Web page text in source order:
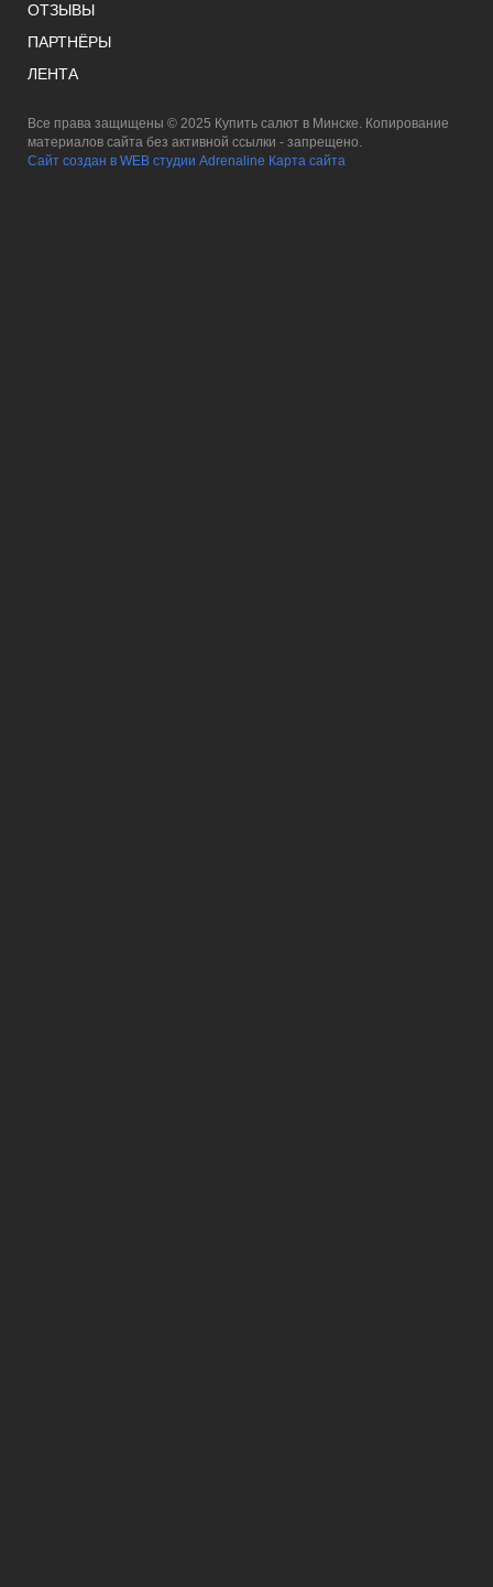
ОТЗЫВЫ
ПАРТНЁРЫ
ЛЕНТА
Все права защищены © 2025 Купить салют в Минске. Копирование
материалов сайта без активной ссылки - запрещено.
Сайт создан в WEB студии Adrenaline Карта сайта